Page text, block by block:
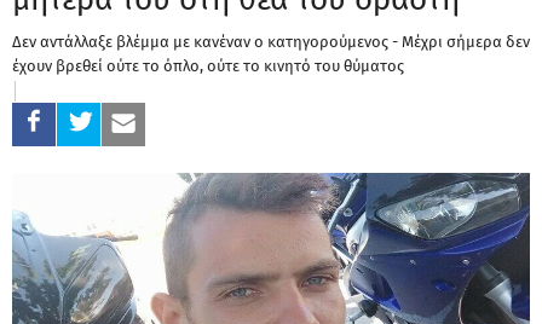
Δεν αντάλλαξε βλέμμα με κανέναν ο κατηγορούμενος - Μέχρι σήμερα δεν
έχουν βρεθεί ούτε το όπλο, ούτε το κινητό του θύματος